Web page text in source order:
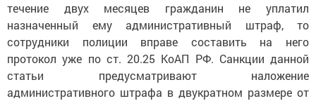
течение двух месяцев гражданин не уплатил
назначенный ему административный штраф, то
сотрудники полиции вправе составить на него
протокол уже по ст. 20.25 КоАП РФ. Санкции данной
статьи предусматривают наложение
административного штрафа в двукратном размере от